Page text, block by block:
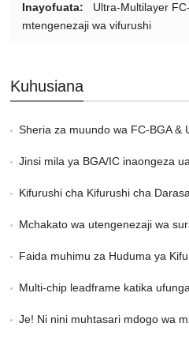
Inayofuata:
Ultra-Multilayer
mtengenezaji wa vifurushi
Kuhusiana
Sheria za muundo wa FC-BGA &
Jinsi mila ya BGA/IC inaongeza
Kifurushi cha Kifurushi cha Darasa la Kioo
Mchakato wa utengenezaji wa
Faida muhimu za Huduma ya Kifurushi
Multi-chip leadframe katika
Je! Ni nini muhtasari mdogo wa